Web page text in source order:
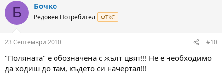
Б Бочко
Редовен Потребител ФТКС
23 Септември 2010 #10
"Поляната" е обозначена с жълт цвят!!! Не е необходимо
да ходиш до там, където си начертал!!!